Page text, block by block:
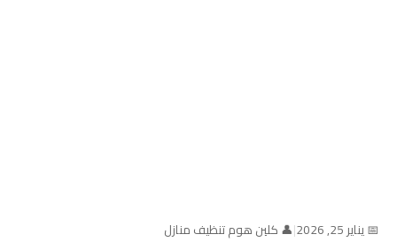
📅 يناير 25, 2026 |👤 كلين هوم تنظيف منازل